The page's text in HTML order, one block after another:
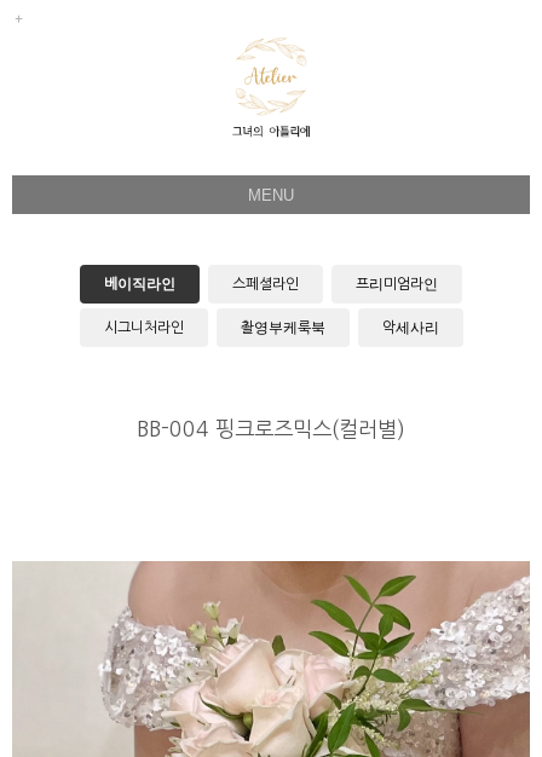
MENU
Flower Directing
Wedding Bouquet
베이직라인 스페셜라인 프리미엄라인
시그니처라인 촬영부케룩북 악세사리
BB-004 핑크로즈믹스(컬러별)